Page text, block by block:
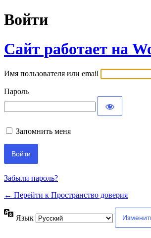
Войти
Сайт работает на
Имя пользователя или email
Пароль
Запомнить меня
Забыли пароль?
← Перейти к Пространство доверия
Язык